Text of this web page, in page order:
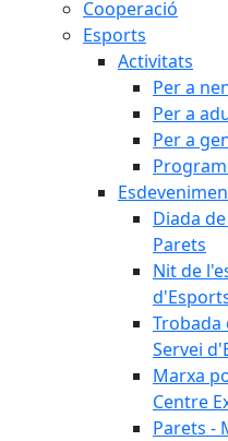
Cooperació
Esports
Activitats
Per a
Per a
Per a
Diada
Parets
Nit de
Trobada
Servei
Marxa
Centre
Parets -